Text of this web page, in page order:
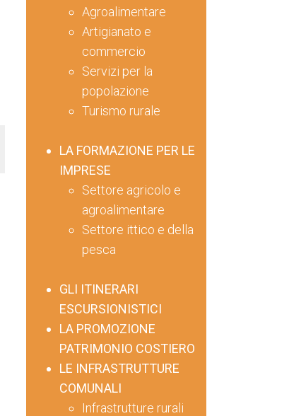
Agroalimentare
Artigianato e
commercio
Servizi per la
popolazione
Turismo rurale
LA FORMAZIONE PER LE
IMPRESE
Settore agricolo e
agroalimentare
Settore ittico e della
pesca
GLI ITINERARI
ESCURSIONISTICI
LA PROMOZIONE
PATRIMONIO COSTIERO
LE INFRASTRUTTURE
COMUNALI
Infrastrutture rurali